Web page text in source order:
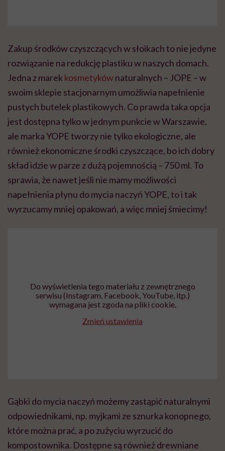
Zakup środków czyszczących w słoikach to nie jedyne
rozwiązanie na redukcję plastiku w naszych domach.
Jedna z marek kosmetykównaturalnych – JOPE – w
swoim sklepie stacjonarnym umożliwia napełnienie
pustych butelek plastikowych. Co prawda taka opcja
jest dostępna tylko w jednym punkcie w Warszawie,
ale marka YOPE tworzy nie tylko ekologiczne, ale
również ekonomiczne środki czyszczące, bo ich dobry
skład idzie w parze z dużą pojemnością – 750 ml. To
sprawia, że nawet jeśli nie mamy możliwości
napełnienia płynu do mycia naczyń YOPE, to i tak
wyrzucamy mniej opakowań, a więc mniej śmiecimy!
Do wyświetlenia tego materiału z zewnętrznego
serwisu (Instagram, Facebook, YouTube, itp.)
wymagana jest zgoda na pliki cookie.
Zmień ustawienia
Gąbki do mycia naczyń możemy zastąpić naturalnymi
odpowiednikami, np. myjkami ze sznurka konopnego,
które można prać, a po zużyciu wyrzucić do
kompostownika. Dostępne są również drewniane